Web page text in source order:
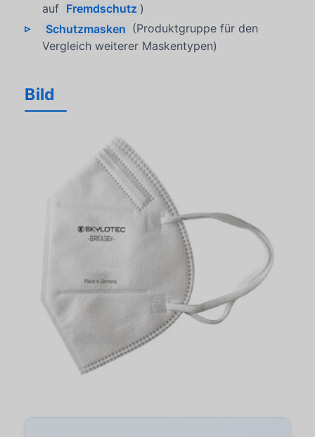
auf Fremdschutz )
Schutzmasken (Produktgruppe für den
Vergleich weiterer Maskentypen)
Bild